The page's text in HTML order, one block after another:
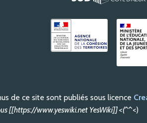
de ce site sont publiés sous licence
[[https://www.yeswiki.net YesWiki]] <(^^<)